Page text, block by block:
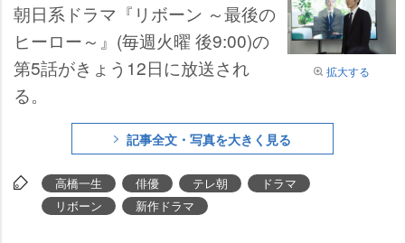
拡大する
朝日系ドラマ『リボーン ～最後の
ヒーロー～』(毎週火曜 後9:00)の
第5話がきょう12日に放送され
る。
記事全文・写真を大きく見る
高橋一生 俳優 テレ朝
ドラマ
リボーン
新作ドラマ